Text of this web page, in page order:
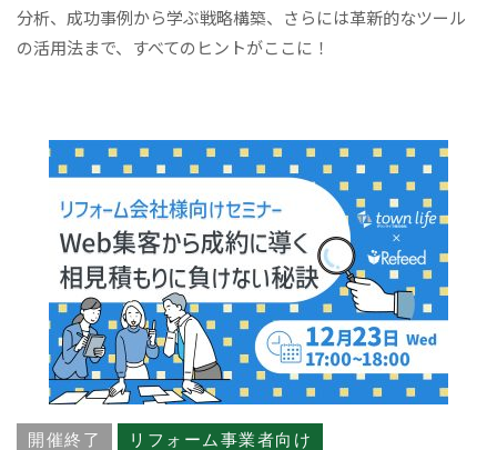
分析、成功事例から学ぶ戦略構築、さらには革新的なツール
の活用法まで、すべてのヒントがここに！
開催終了 リフォーム事業者向け